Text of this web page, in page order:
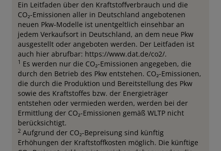
Ein Leitfaden über den Kraftstoffverbrauch und die
CO₂-Emissionen aller in Deutschland angebotenen
neuen Pkw-Modelle ist unentgeltlich einsehbar an
jedem Verkaufsort in Deutschland, an dem neue Pkw
ausgestellt oder angeboten werden. Der Leitfaden ist
auch hier abrufbar: https://www.dat.de/co2/.
1 Es werden nur die CO₂-Emissionen angegeben, die
durch den Betrieb des Pkw entstehen. CO₂-Emissionen,
die durch die Produktion und Bereitstellung des Pkw
sowie des Kraftstoffes bzw. der Energieträger
entstehen oder vermieden werden, werden bei der
Ermittlung der CO₂-Emissionen gemäß WLTP nicht
berücksichtigt.
2 Aufgrund der CO₂-Bepreisung sind künftig
Erhöhungen der Kraftstoffkosten möglich. Die künftige